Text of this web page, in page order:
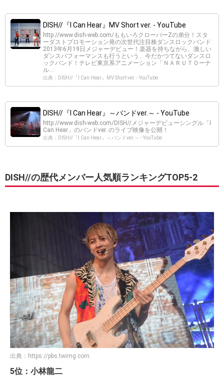
DISH//『I Can Hear』MV Short ver. - YouTube
http://www.dish-web.com/ももいろクローバーZの弟分！スタ
ーダストプロモーション発の次世代注目株ダンスロックバンド
2013年6月19日­メジャーデビュー！楽器を持ちながら、激しい
ダンスパフォーマンスも行うという、今だかつてないダンスロ
ックバンド！テレビ東京系アニメーション「ＮＡＲＵＴＯーナ
ル...
出典：DISH//『I Can Hear』MV Short ver. - YouTube
DISH//『I Can Hear』～バンドver.～ - YouTube
http://www.dish-web.com/DISH//メジャーデビューシングル「I
Can Hear」のバンドver. のライブ映像を公開！
出典：DISH//『I Can Hear』～バンドver.～ - YouTube
DISH//の歴代メンバー人気順ランキングTOP5-2
出典： https://pbs.twimg.com
5位：小林龍二